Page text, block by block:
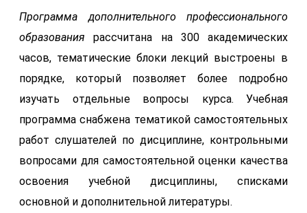
Программа дополнительного профессионального
образования рассчитана на 300 академических
часов, тематические блоки лекций выстроены в
порядке, который позволяет более подробно
изучать отдельные вопросы курса. Учебная
программа снабжена тематикой самостоятельных
работ слушателей по дисциплине, контрольными
вопросами для самостоятельной оценки качества
освоения учебной дисциплины, списками
основной и дополнительной литературы.